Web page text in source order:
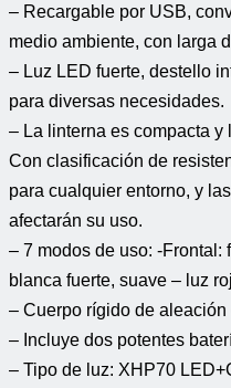
– Recargable por USB,
medio ambiente, con larga
– Luz LED fuerte, destello
para diversas necesidades.
– La linterna es compacta
Con clasificación de
para cualquier entorno, y
afectarán su uso.
– 7 modos de uso: -Frontal:
blanca fuerte, suave – luz
– Cuerpo rígido de aleación
– Incluye dos potentes
– Tipo de luz: XHP70